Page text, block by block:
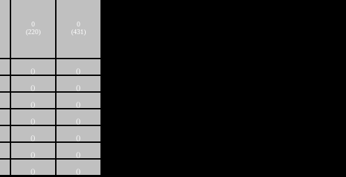
0
(220)
0
(431)
()
()
()
()
()
()
()
()
()
()
()
()
() ()